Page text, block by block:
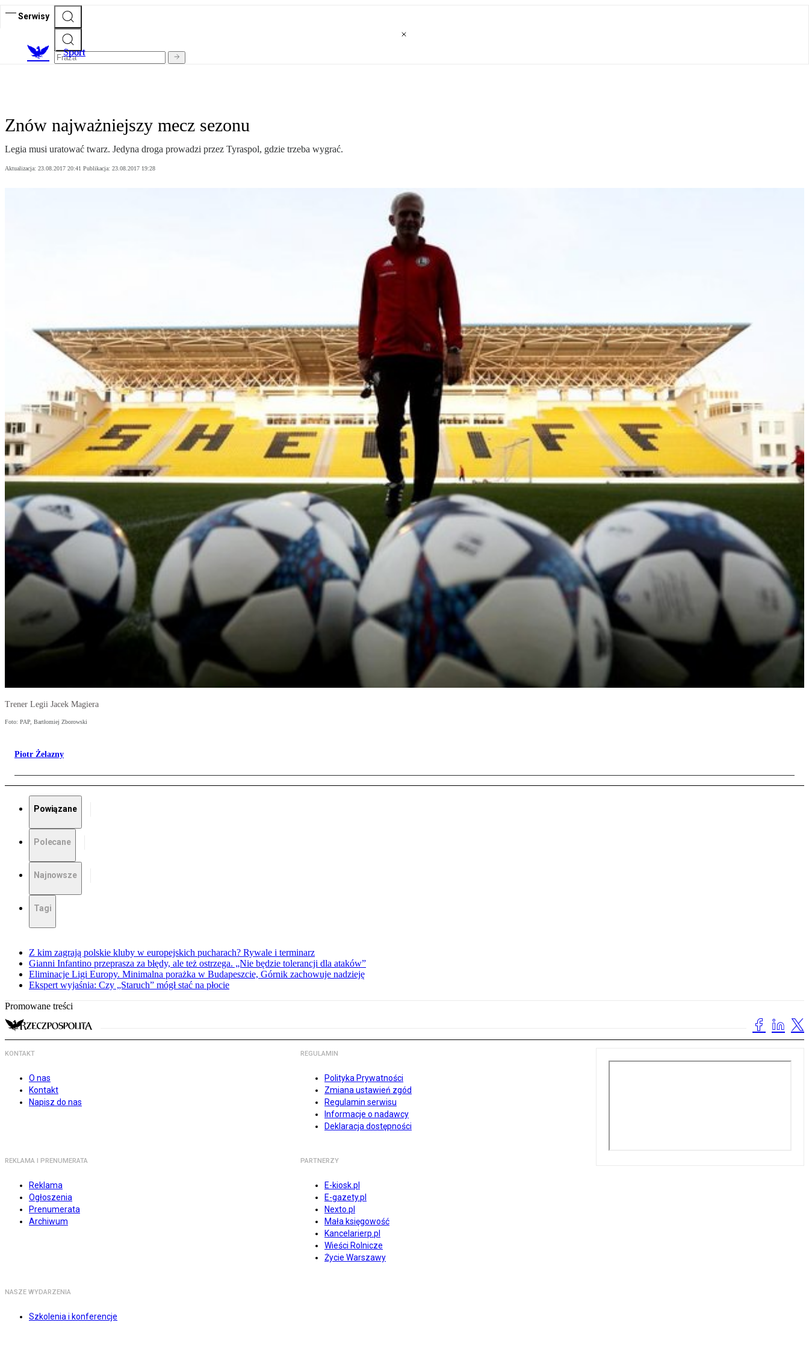
Serwisy
Sport
Znów najważniejszy mecz sezonu
Legia musi uratować twarz. Jedyna droga prowadzi przez Tyraspol, gdzie trzeba wygrać.
Aktualizacja: 23.08.2017 20:41 Publikacja: 23.08.2017 19:28
Trener Legii Jacek Magiera
Foto: PAP, Bartłomiej Zborowski
Piotr Żelazny
Powiązane
Polecane
Najnowsze
Tagi
Z kim zagrają polskie kluby w europejskich pucharach? Rywale i terminarz
Gianni Infantino przeprasza za błędy, ale też ostrzega. „Nie będzie tolerancji dla ataków”
Eliminacje Ligi Europy. Minimalna porażka w Budapeszcie, Górnik zachowuje nadzieję
Ekspert wyjaśnia: Czy „Staruch” mógł stać na płocie
Promowane treści
KONTAKT
O nas
Kontakt
Napisz do nas
REGULAMIN
Polityka Prywatności
Zmiana ustawień zgód
Regulamin serwisu
Informacje o nadawcy
Deklaracja dostępności
REKLAMA I PRENUMERATA
Reklama
Ogłoszenia
Prenumerata
Archiwum
PARTNERZY
E-kiosk.pl
E-gazety.pl
Nexto.pl
Mała księgowość
Kancelarierp.pl
Wieści Rolnicze
Życie Warszawy
NASZE WYDARZENIA
Szkolenia i konferencje